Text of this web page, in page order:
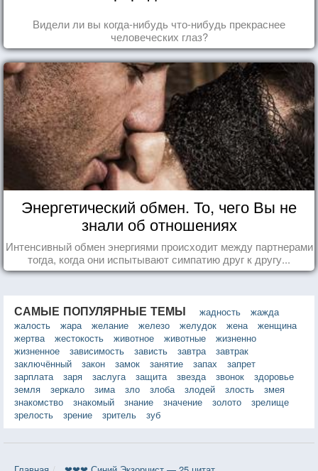
Видели ли вы когда-нибудь что-нибудь прекраснее
человеческих глаз?
Энергетический обмен. То, чего Вы не
знали об отношениях
Интенсивный обмен энергиями происходит между партнерами
тогда, когда они испытывают симпатию друг к другу...
САМЫЕ ПОПУЛЯРНЫЕ ТЕМЫ жадность
жажда
жалость
жара желание железо желудок жена
женщина
жертва
жестокость животное животные
жизненно
жизненное
зависимость зависть завтра
завтрак
заключённый
закон замок занятие запах
запрет
зарплата
заря заслуга защита звезда звонок
здоровье
земля
зеркало зима зло злоба злодей злость
змея
знакомство
знакомый знание значение золото
зрелище
зрелость
зрение зритель зуб